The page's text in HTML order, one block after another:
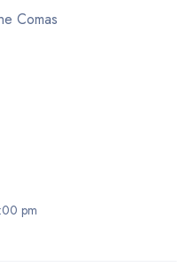
Comas
pm